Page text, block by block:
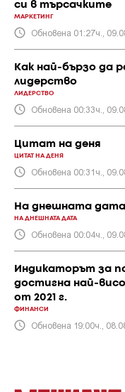
си в търсачките
МАРКЕТИНГ
Обновена 01:27ч.,
Как най-бързо да
лидерство
ЛИДЕРСТВО
Обновена 00:33ч.,
Цитат на деня
ЦИТАТ НА ДЕНЯ
Обновена 00:31ч.,
На днешната
НА ДНЕШНАТА ДАТА
Обновена 00:04ч.,
Индикаторът за
достигна най-
от 2021 г.
ФИНАНСИ
Обновена 19:00ч.,